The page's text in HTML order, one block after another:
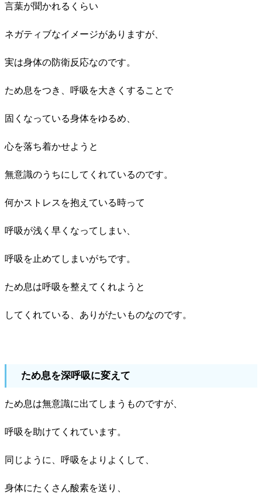
言葉が聞かれるくらい
ネガティブなイメージがありますが、
実は身体の防衛反応なのです。
ため息をつき、呼吸を大きくすることで
固くなっている身体をゆるめ、
心を落ち着かせようと
無意識のうちにしてくれているのです。
何かストレスを抱えている時って
呼吸が浅く早くなってしまい、
呼吸を止めてしまいがちです。
ため息は呼吸を整えてくれようと
してくれている、ありがたいものなのです。
ため息を深呼吸に変えて
ため息は無意識に出てしまうものですが、
呼吸を助けてくれています。
同じように、呼吸をよりよくして、
身体にたくさん酸素を送り、